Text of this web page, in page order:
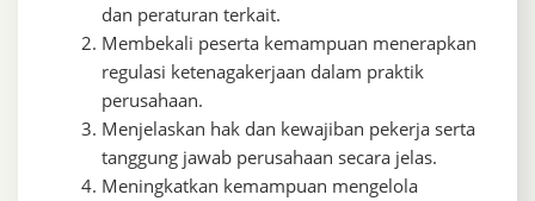
dan peraturan terkait.
Membekali peserta kemampuan menerapkan
regulasi ketenagakerjaan dalam praktik
perusahaan.
Menjelaskan hak dan kewajiban pekerja serta
tanggung jawab perusahaan secara jelas.
Meningkatkan kemampuan mengelola